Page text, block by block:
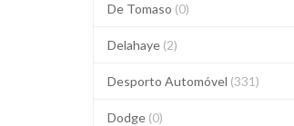
De Tomaso (0)
Delahaye (2)
Desporto Automóvel (331)
Dodge (0)